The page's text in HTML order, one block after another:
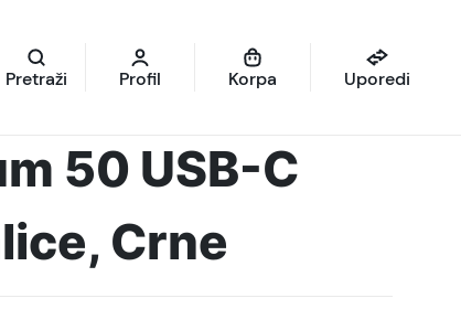
Pretraži Profil Korpa Uporedi
50 USB-C
Crne